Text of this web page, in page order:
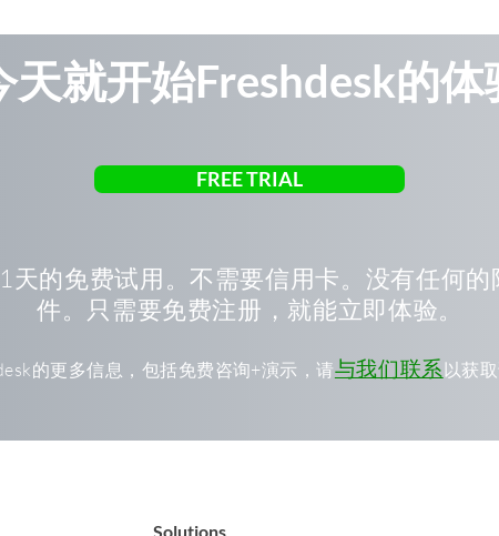
天就开始Freshdesk的体
FREE TRIAL
天的免费试用。不需要信用卡。没有任何的
件。只需要免费注册，就能立即体验。
的更多信息，包括免费咨询+演示，请与我们联系以获
Solutions